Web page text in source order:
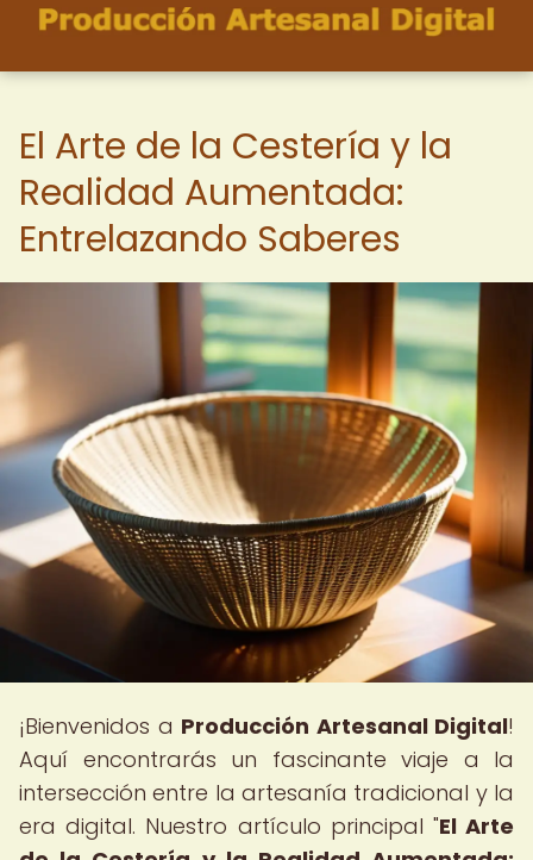
El Arte de la Cestería y la
Realidad Aumentada:
Entrelazando Saberes
¡Bienvenidos a Producción Artesanal Digital!
Aquí encontrarás un fascinante viaje a la
intersección entre la artesanía tradicional y la
era digital. Nuestro artículo principal "El Arte